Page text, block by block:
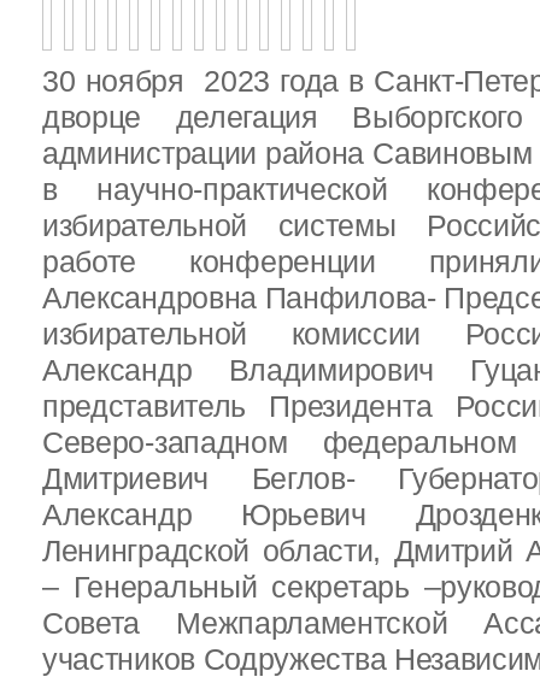
30 ноября 2023 года в Санкт-
дворце делегация
администрации района Савиновым
в научно-практической
избирательной системы
работе конференции
Александровна Панфилова-
избирательной комиссии
Александр Владимирович
представитель Президента
Северо-западном федеральном
Дмитриевич Беглов-
Александр Юрьевич
Ленинградской области, Дмитрий
– Генеральный секретарь
Совета Межпарламентской
участников Содружества